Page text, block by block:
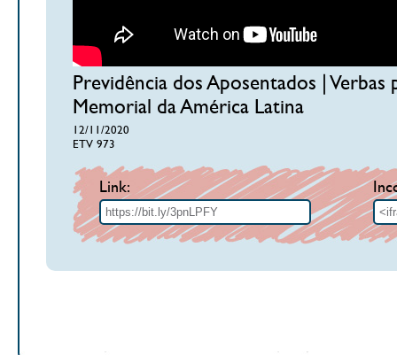
Previdência dos Aposentados | Verbas
Memorial da América Latina
12/11/2020
ETV 973
Link: